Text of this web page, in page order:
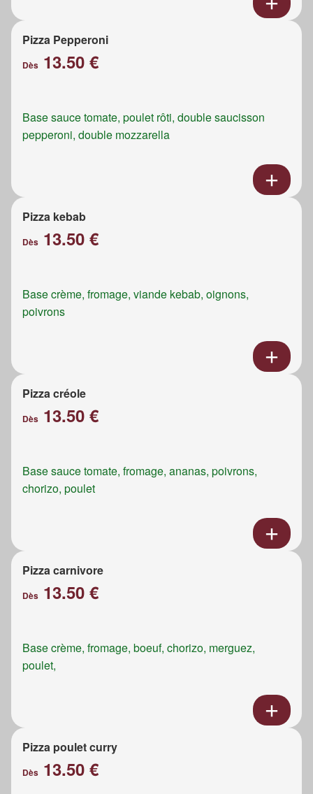
Pizza Pepperoni
Dès 13.50 €
Base sauce tomate, poulet rôti, double saucisson
pepperoni, double mozzarella
Pizza kebab
Dès 13.50 €
Base crème, fromage, viande kebab, oignons,
poivrons
Pizza créole
Dès 13.50 €
Base sauce tomate, fromage, ananas, poivrons,
chorizo, poulet
Pizza carnivore
Dès 13.50 €
Base crème, fromage, boeuf, chorizo, merguez,
poulet,
Pizza poulet curry
Dès 13.50 €